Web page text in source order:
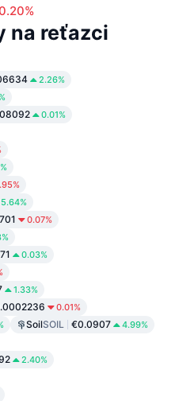
na reťazci
2.26%
0.01%
5.64%
0.07%
0.03%
1.33%
0.01%
SoilSOIL €0.0907 4.99%
2.40%